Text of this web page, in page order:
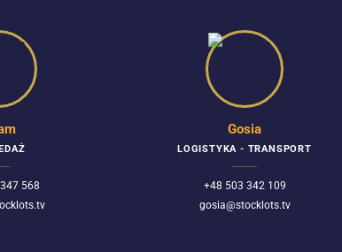
568
Gosia
LOGISTYKA - TRANSPORT
+48 503 342 109
gosia@stocklots.tv